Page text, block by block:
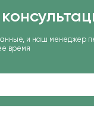
и наш менеджер
время